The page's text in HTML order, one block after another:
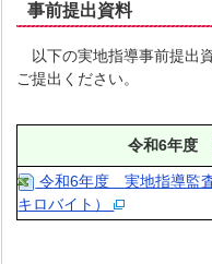
事前提出資料
以下の実地指導事前提出
ご提出ください。
令和6年度
令和6年度 実地指導監
キロバイト）